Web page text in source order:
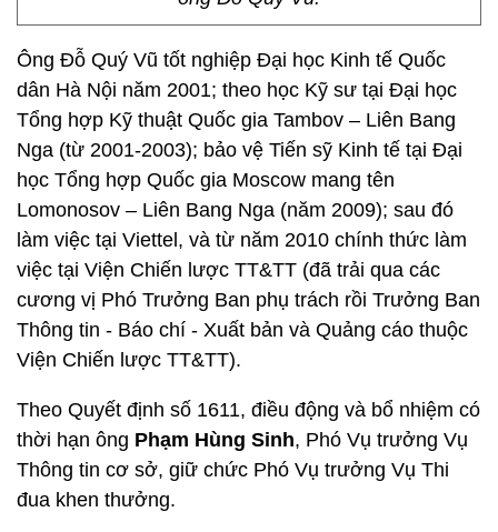
Ông Đỗ Quý Vũ tốt nghiệp Đại học Kinh tế Quốc
dân Hà Nội năm 2001; theo học Kỹ sư tại Đại học
Tổng hợp Kỹ thuật Quốc gia Tambov – Liên Bang
Nga (từ 2001-2003); bảo vệ Tiến sỹ Kinh tế tại Đại
học Tổng hợp Quốc gia Moscow mang tên
Lomonosov – Liên Bang Nga (năm 2009); sau đó
làm việc tại Viettel, và từ năm 2010 chính thức làm
việc tại Viện Chiến lược TT&TT (đã trải qua các
cương vị Phó Trưởng Ban phụ trách rồi Trưởng Ban
Thông tin - Báo chí - Xuất bản và Quảng cáo thuộc
Viện Chiến lược TT&TT).
Theo Quyết định số 1611, điều động và bổ nhiệm có
thời hạn ông Phạm Hùng Sinh, Phó Vụ trưởng Vụ
Thông tin cơ sở, giữ chức Phó Vụ trưởng Vụ Thi
đua khen thưởng.